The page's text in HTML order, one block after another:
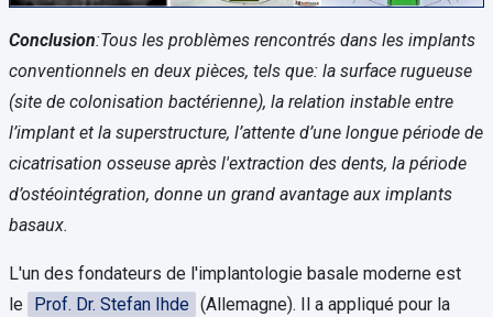
Conclusion:Tous les problèmes rencontrés dans les implants
conventionnels en deux pièces, tels que: la surface rugueuse
(site de colonisation bactérienne), la relation instable entre
l’implant et la superstructure, l’attente d’une longue période de
cicatrisation osseuse après l'extraction des dents, la période
d’ostéointégration, donne un grand avantage aux implants
basaux.
L'un des fondateurs de l'implantologie basale moderne est
le
Prof. Dr. Stefan Ihde (Allemagne). Il a appliqué pour la